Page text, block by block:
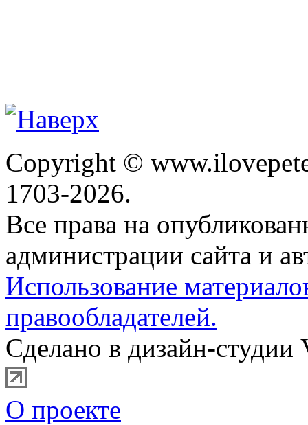
Copyright ©
1703-2026.
Все права на
администрации сайта и
Использование
правообладателей.
Сделано в дизайн-студии
О проекте